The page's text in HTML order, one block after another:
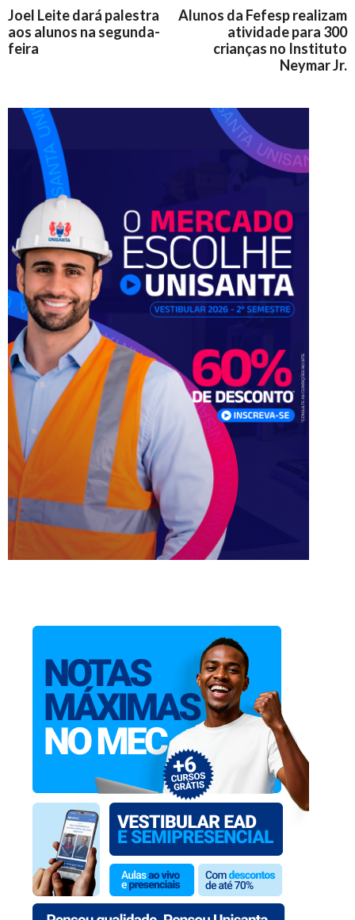
Joel Leite dará palestra
aos alunos na segunda-
feira
Alunos da Fefesp realizam
atividade para 300
crianças no Instituto
Neymar Jr.